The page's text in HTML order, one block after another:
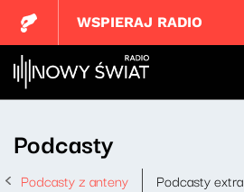
WSPIERAJ RADIO
Podcasty
Podcasty z anteny Podcasty extra